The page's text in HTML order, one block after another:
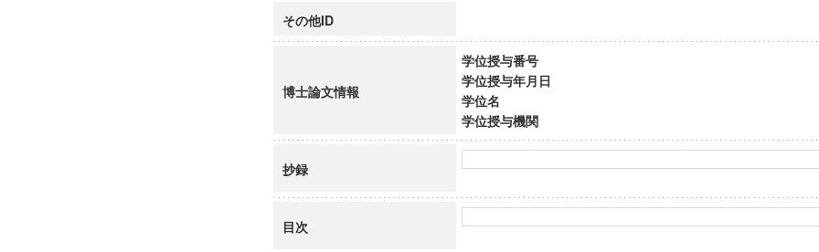
その他ID
博士論文情報
学位授与番号
学位授与年月日
学位名
学位授与機関
抄録
目次